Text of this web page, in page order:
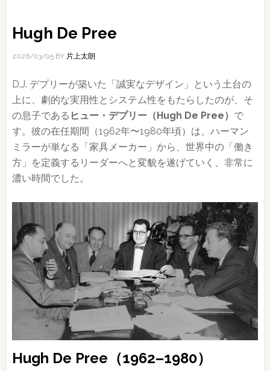
Hugh De Pree
2026/03/05BY 片上太朗
D.J. デプリーが築いた「誠実なデザイン」という土台の
上に、劇的な実用性とシステム性をもたらしたのが、そ
の息子である ヒュー・デプリー（Hugh De Pree） で
す。彼の在任期間（1962年〜1980年頃）は、ハーマン
ミラーが単なる「家具メーカー」から、世界中の「働き
方」を定義するリーダーへと変貌を遂げていく、非常に
濃い時間でした。
Hugh De Pree（1962–1980）